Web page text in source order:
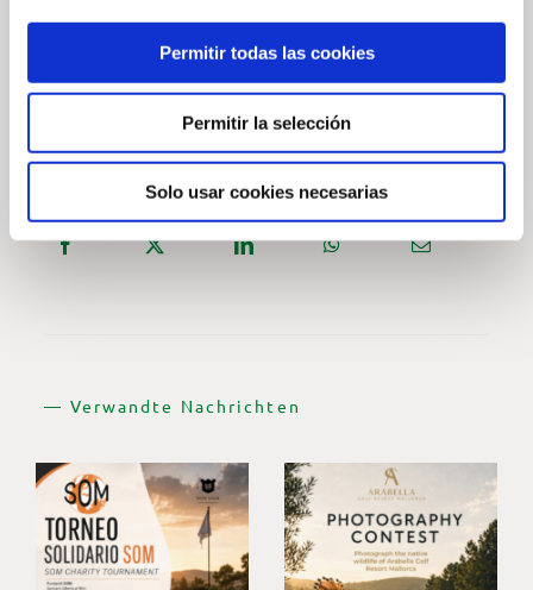
Permitir todas las cookies
Permitir la selección
Solo usar cookies necesarias
— Verwandte Nachrichten